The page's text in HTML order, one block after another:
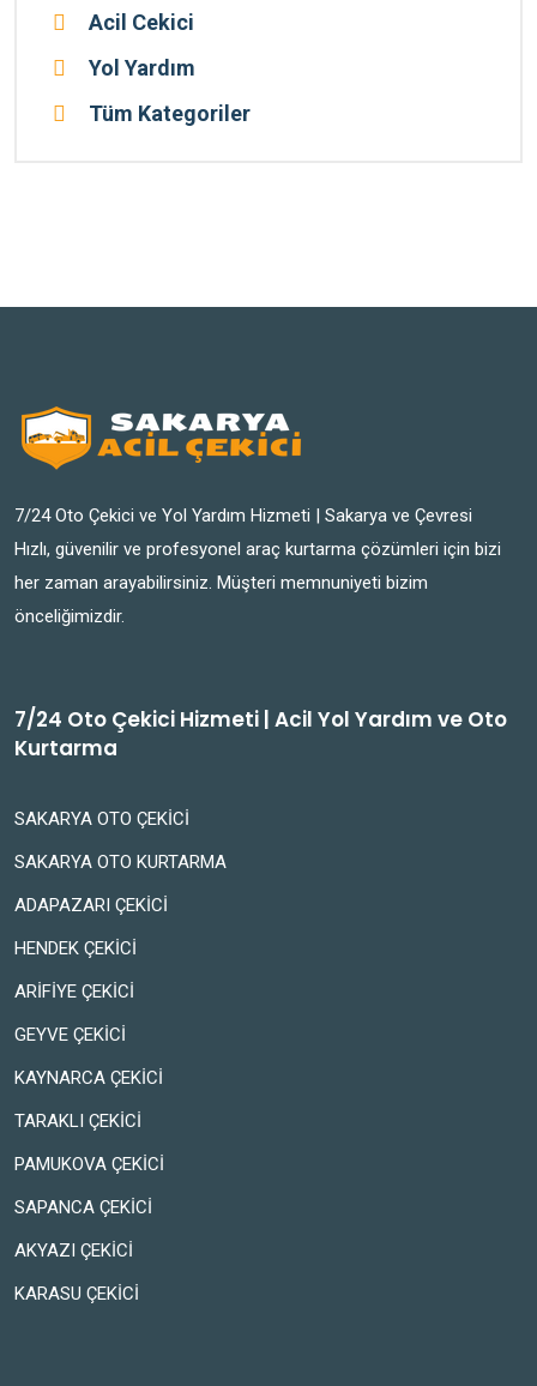
Acil Cekici
Yol Yardım
Tüm Kategoriler
7/24 Oto Çekici ve Yol Yardım Hizmeti | Sakarya ve Çevresi
Hızlı, güvenilir ve profesyonel araç kurtarma çözümleri için bizi
her zaman arayabilirsiniz. Müşteri memnuniyeti bizim
önceliğimizdir.
7/24 Oto Çekici Hizmeti | Acil Yol Yardım ve Oto
Kurtarma
SAKARYA OTO ÇEKİCİ
SAKARYA OTO KURTARMA
ADAPAZARI ÇEKİCİ
HENDEK ÇEKİCİ
ARİFİYE ÇEKİCİ
GEYVE ÇEKİCİ
KAYNARCA ÇEKİCİ
TARAKLI ÇEKİCİ
PAMUKOVA ÇEKİCİ
SAPANCA ÇEKİCİ
AKYAZI ÇEKİCİ
KARASU ÇEKİCİ